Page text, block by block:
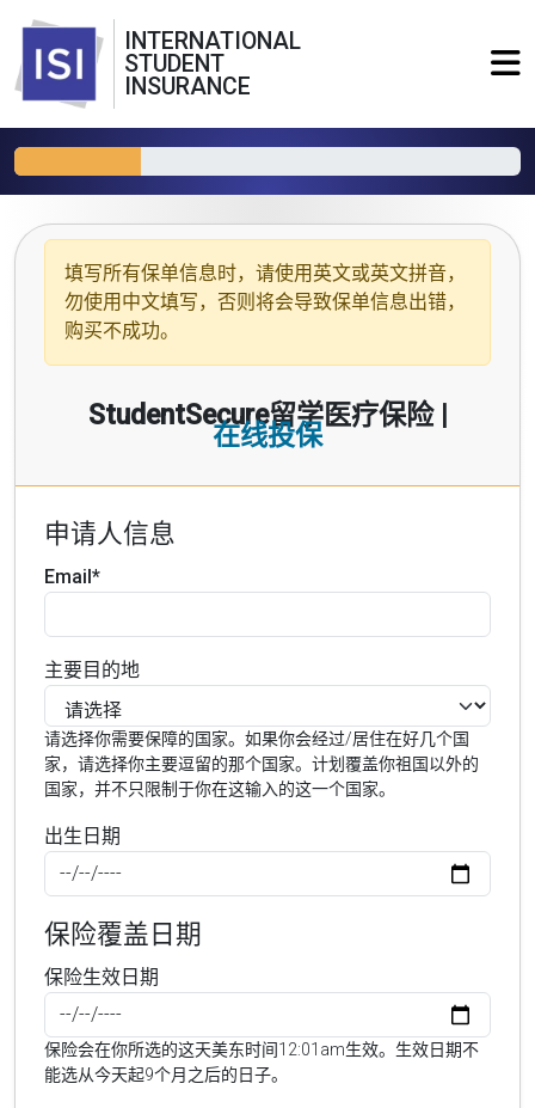
INTERNATIONAL
STUDENT
INSURANCE
填写所有保单信息时，请使用 英文或英文拼音，
勿使用中文填写，否则将会导致保单信息出错，
购买不成功。
StudentSecure留学医疗保险 |
在线投保
申请人信息
Email*
主要目的地
请选择你需要保障的国家。如果你会经过/居住在好几个国
家，请选择你主要逗留的那个国家。计划覆盖你祖国以外的
国家，并不只限制于你在这输入的这一个国家。
出生日期
保险覆盖日期
保险生效日期
保险会在你所选的这天美东时间12:01am生效。生效日期不
能选从今天起9个月之后的日子。